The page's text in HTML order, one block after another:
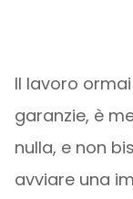
Il lavoro
garanzie, è
nulla, e non
avviare una